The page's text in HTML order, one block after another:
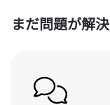
まだ問題が解